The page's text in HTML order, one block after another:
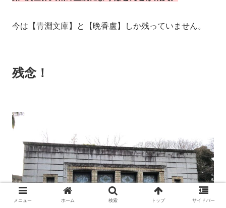
今は【青淵文庫】と【晩香盧】しか残っていません。
残念！
メニュー ホーム 検索 トップ サイドバー